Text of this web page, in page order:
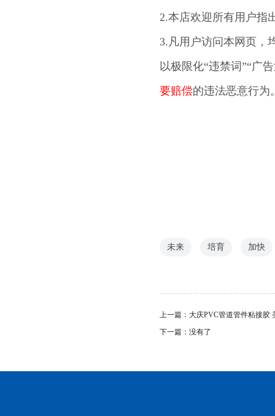
2.本店欢迎所有用户指
3.凡用户访问本网页，
以极限化“违禁词”“广
要赔偿的违法恶意行为
未来 培育 加快
上一篇： 大庆PVC管道管件粘接胶
下一篇：没有了